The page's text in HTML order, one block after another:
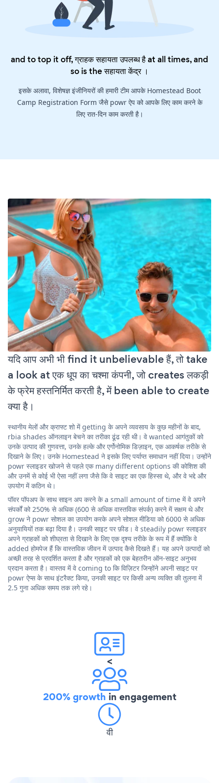
and to top it off, ग्राहक सहायता उपलब्ध है at all times, and
so is theसहायता केंद्र।
इसके अलावा, विशेषज्ञ इंजीनियरों की हमारी टीम आपके Homestead Boot
Camp Registration Form जैसे powr ऐप को आपके लिए काम करने के
लिए रात-दिन काम करती है।
यदि आप अभी भी find it unbelievable हैं, तो take
a look at एक धूप का चश्मा कंपनी, जो creates लकड़ी
के फ्रेम हस्तनिर्मित करती है, में been able to create
क्या है।
स्थानीय मेलों और क्राफ्ट शो में getting के अपने व्यवसाय के कुछ महीनों के बाद,
rbia shades ऑनलाइन बेचने का तरीका ढूंढ रही थी। वे wanted आगंतुकों को
उनके उत्पाद की गुणवत्ता, उनके हल्के और एर्गोनोमिक डिज़ाइन, एक आकर्षक तरीके से
दिखाने के लिए। उनके Homestead ने इसके लिए पर्याप्त समाधान नहीं दिया। उन्होंने
powr स्लाइडर खोजने से पहले एक many different options की कोशिश की
और उनमें से कोई भी ऐसा नहीं लगा जैसे कि वे साइट का एक हिस्सा थे, और वे भद्दे और
उपयोग में कठिन थे।
पॉवर पॉपअप के साथ साइन अप करने के a small amount of time में वे अपने
संपर्कों को 250% से अधिक (600 से अधिक वास्तविक संपर्क) करने में सक्षम थे और
grow ने powr सोशल का उपयोग करके अपने सोशल मीडिया को 6000 से अधिक
अनुयायियों तक बढ़ा दिया है। उनकी साइट पर फ़ीड। वे steadily powr स्लाइडर
अपने ग्राहकों को शीघ्रता से दिखाने के लिए एक दृश्य तरीके के रूप में हैं क्योंकि वे
added होमपेज हैं कि वास्तविक जीवन में उत्पाद कैसे दिखते हैं। यह अपने उत्पादों को
अच्छी तरह से प्रदर्शित करता है और ग्राहकों को एक बेहतरीन ऑन-साइट अनुभव
प्रदान करता है। वास्तव में वे coming to कि विज़िटर जिन्होंने अपनी साइट पर
powr ऐप्स के साथ इंटरैक्ट किया, उनकी साइट पर किसी अन्य व्यक्ति की तुलना में
2.5 गुना अधिक समय तक लगे रहे।
<
200% growth in engagement
वी